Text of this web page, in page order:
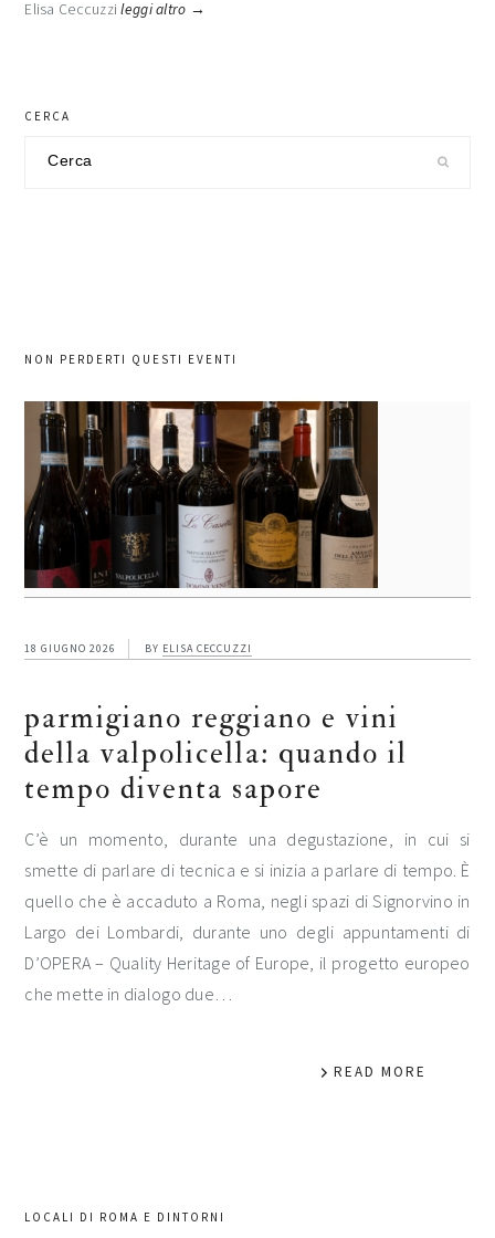
Elisa Ceccuzzileggi altro →
CERCA
NON PERDERTI QUESTI EVENTI
18 GIUGNO 2026 BY ELISA CECCUZZI
parmigiano reggiano e vini
della valpolicella: quando il
tempo diventa sapore
C’è un momento, durante una degustazione, in cui si
smette di parlare di tecnica e si inizia a parlare di tempo. È
quello che è accaduto a Roma, negli spazi di Signorvino in
Largo dei Lombardi, durante uno degli appuntamenti di
D’OPERA – Quality Heritage of Europe, il progetto europeo
che mette in dialogo due…
READ MORE
LOCALI DI ROMA E DINTORNI